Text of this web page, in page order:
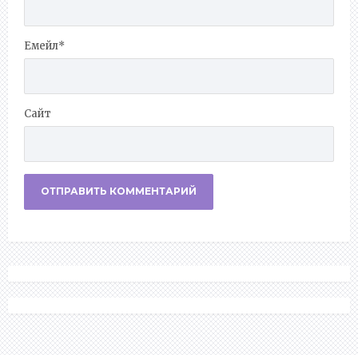
Емейл*
Сайт